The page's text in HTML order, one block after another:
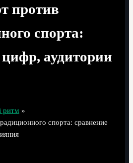
против
спорта:
аудитории
ритм
спорта: сравнение